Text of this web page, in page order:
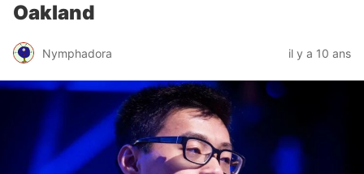
Oakland
Nymphadora il y a 10 ans